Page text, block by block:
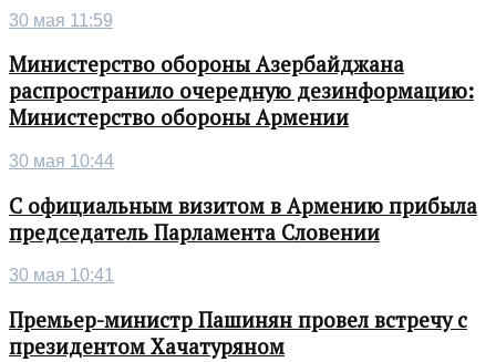
30 мая 11:59
Министерство обороны Азербайджана
распространило очередную дезинформацию:
Министерство обороны Армении
30 мая 10:44
С официальным визитом в Армению прибыла
председатель Парламента Словении
30 мая 10:41
Премьер-министр Пашинян провел встречу с
президентом Хачатуряном